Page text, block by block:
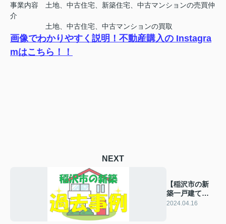
事業内容 土地、中古住宅、新築住宅、中古マンションの売買仲
介
土地、中古住宅、中古マンションの買取
画像でわかりやすく説明！不動産購入の Instagra
mはこちら！！
NEXT
【稲沢市の新
築一戸建て】
過去の販売事
2024.04.16